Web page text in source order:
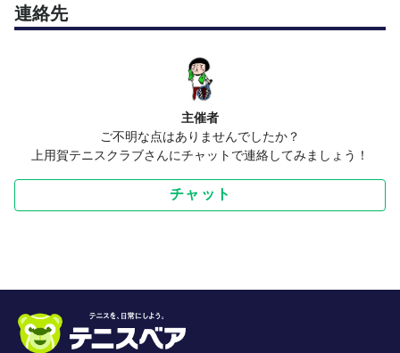
連絡先
主催者
ご不明な点はありませんでしたか？
上用賀テニスクラブさんにチャットで連絡してみましょう！
チャット